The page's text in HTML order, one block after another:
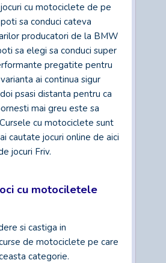
cu motociclete de pe
sa conduci cateva
producatori de la BMW
sa elegi sa conduci super
pregatite pentru
ai continua sigur
psasi distanta pentru ca
mai greu este sa
cu motociclete sunt
cautate jocuri online de aici
jocuri Friv.
cu motociletele
si castiga in
de motociclete pe care
categorie.